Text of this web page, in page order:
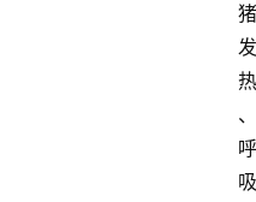
猪
发
热
、
呼
吸